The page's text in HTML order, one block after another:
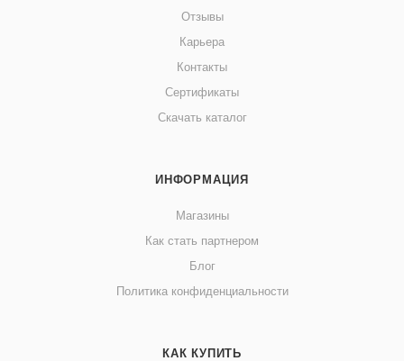
Отзывы
Карьера
Контакты
Сертификаты
Скачать каталог
ИНФОРМАЦИЯ
Магазины
Как стать партнером
Блог
Политика конфиденциальности
КАК КУПИТЬ